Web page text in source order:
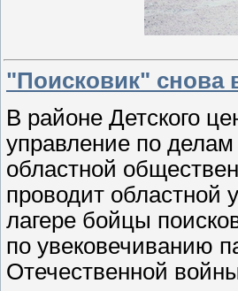
"Поисковик" снова
В районе Детского
управление по
областной
проводит областной
лагере бойцы
по увековечиванию
Отечественной